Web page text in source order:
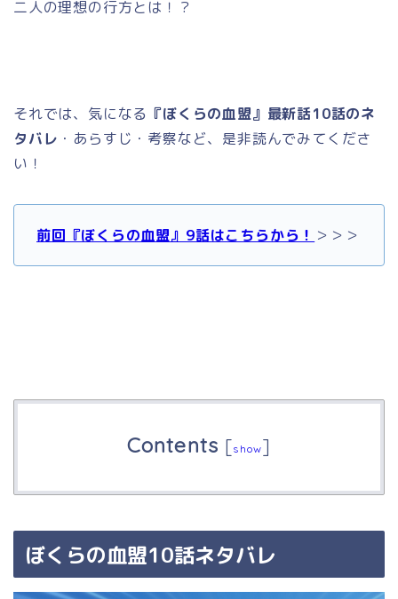
二人の理想の行方とは！？
それでは、気になる 『ぼくらの血盟』最新話10話のネ
タバレ ・あらすじ・考察など、是非読んでみてくださ
い！
前回『ぼくらの血盟』9話はこちらから！ ＞＞＞
Contents [show]
ぼくらの血盟10話ネタバレ